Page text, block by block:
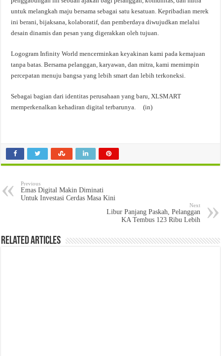
untuk melangkah maju bersama sebagai satu kesatuan. Kepribadian merek
ini berani, bijaksana, kolaboratif, dan pemberdaya diwujudkan melalui
desain dinamis dan pesan yang digerakkan oleh tujuan.
Logogram Infinity World mencerminkan keyakinan kami pada kemajuan
tanpa batas. Bersama pelanggan, karyawan, dan mitra, kami memimpin
percepatan menuju bangsa yang lebih smart dan lebih terkoneksi.
Sebagai bagian dari identitas perusahaan yang baru, XLSMART
memperkenalkan kehadiran digital terbarunya. (in)
Previous
Emas Digital Makin Diminati
Untuk Investasi Cerdas Masa Kini
Next
Libur Panjang Paskah, Pelanggan
KA Tembus 123 Ribu Lebih
Related Articles